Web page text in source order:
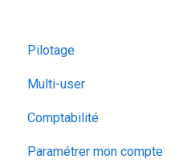
Pilotage
Multi-user
Comptabilité
Paramétrer mon compte